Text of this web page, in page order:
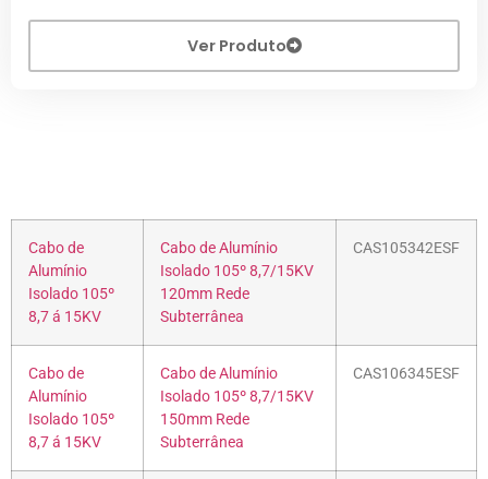
Ver Produto
Cabo de
Alumínio
Isolado 105º
8,7 á 15KV
Cabo de Alumínio
Isolado 105º 8,7/15KV
120mm Rede
Subterrânea
CAS105342ESF
Cabo de
Alumínio
Isolado 105º
8,7 á 15KV
Cabo de Alumínio
Isolado 105º 8,7/15KV
150mm Rede
Subterrânea
CAS106345ESF